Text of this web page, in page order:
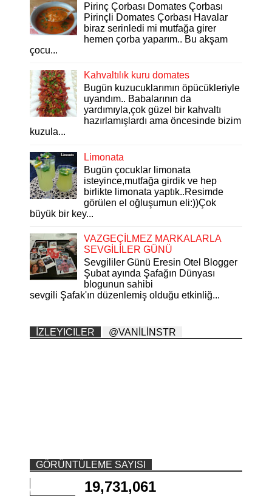
Pirinç Çorbası Domates Çorbası
Pirinçli Domates Çorbası Havalar
biraz serinledi mi mutfağa girer
hemen çorba yaparım.. Bu akşam
çocu...
Kahvaltılık kuru domates
Bugün kuzucuklarımın öpücükleriyle
uyandım.. Babalarının da
yardımıyla,çok güzel bir kahvaltı
hazırlamışlardı ama öncesinde bizim
kuzula...
Limonata
Bugün çocuklar limonata
isteyince,mutfağa girdik ve hep
birlikte limonata yaptık..Resimde
görülen el oğluşumun eli:))Çok
büyük bir key...
VAZGEÇİLMEZ MARKALARLA
SEVGİLİLER GÜNÜ
Sevgililer Günü Eresin Otel Blogger
Şubat ayında Şafağın Dünyası
blogunun sahibi
sevgili Şafak'ın düzenlemiş olduğu etkinliğ...
İZLEYICILER @VANİLİNSTR
GÖRÜNTÜLEME SAYISI
19,731,061